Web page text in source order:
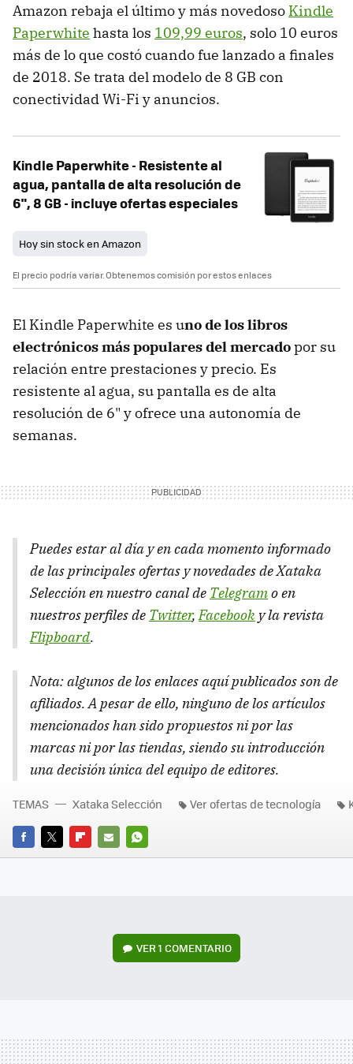
Amazon rebaja el último y más novedoso Kindle
Paperwhite hasta los 109,99 euros, solo 10 euros
más de lo que costó cuando fue lanzado a finales
de 2018. Se trata del modelo de 8 GB con
conectividad Wi-Fi y anuncios.
Kindle Paperwhite - Resistente al
agua, pantalla de alta resolución de
6", 8 GB - incluye ofertas especiales
Hoy sin stock en Amazon
El precio podría variar. Obtenemos comisión por estos enlaces
El Kindle Paperwhite es uno de los libros
electrónicos más populares del mercadopor su
relación entre prestaciones y precio. Es
resistente al agua, su pantalla es de alta
resolución de 6" y ofrece una autonomía de
semanas.
Puedes estar al día y en cada momento informado
de las principales ofertas y novedades de Xataka
Selección en nuestro canal de Telegramo en
nuestros perfiles de Twitter,Facebook y la revista
Flipboard.
Nota: algunos de los enlaces aquí publicados son de
afiliados. A pesar de ello, ninguno de los artículos
mencionados han sido propuestos ni por las
marcas ni por las tiendas, siendo su introducción
una decisión única del equipo de editores.
FACEBOOK
TWITTERFLIPBOARD
E-
WHATSAPP
TEMAS Xataka Selección Ver ofertas de tecnología
VER1 COMENTARIO